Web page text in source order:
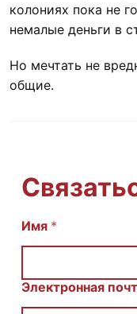
колониях пока не
немалые деньги в
Но мечтать не
общие.
Имя *
С
щ
Электронная